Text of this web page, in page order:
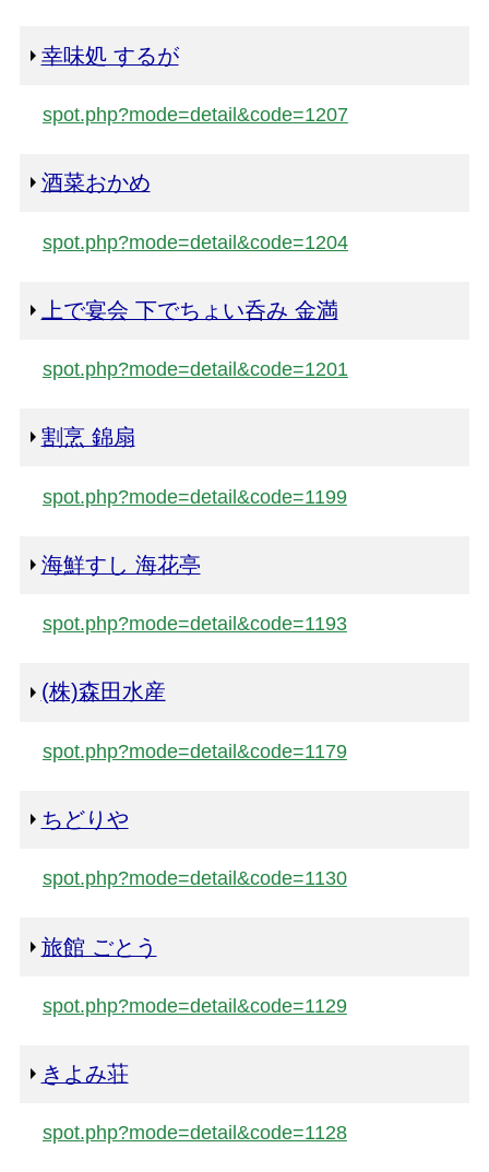
幸味処 するが
spot.php?mode=detail&code=1207
酒菜おかめ
spot.php?mode=detail&code=1204
上で宴会 下でちょい呑み 金満
spot.php?mode=detail&code=1201
割烹 錦扇
spot.php?mode=detail&code=1199
海鮮すし 海花亭
spot.php?mode=detail&code=1193
(株)森田水産
spot.php?mode=detail&code=1179
ちどりや
spot.php?mode=detail&code=1130
旅館 ごとう
spot.php?mode=detail&code=1129
きよみ荘
spot.php?mode=detail&code=1128